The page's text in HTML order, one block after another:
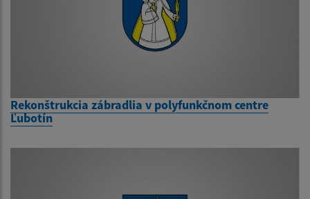
Rekonštrukcia zábradlia v polyfunkčnom centre
Ľubotín